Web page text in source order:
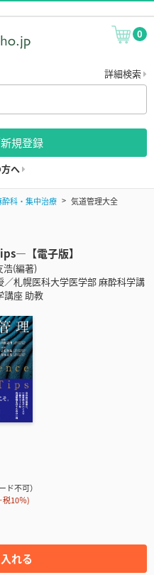
0
詳細検索
規登録
へ
酔科・集中治療
気道管理大全
【電子版】
浩(編著)
札幌医科大学医学部 麻酔科学講
講座 助教
ド不可）
税10％)
れる